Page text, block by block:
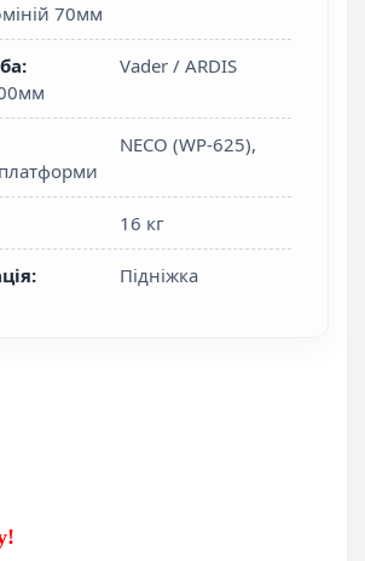
70мм
Vader / ARDIS
NECO (WP-625),
16 кг
Підніжка